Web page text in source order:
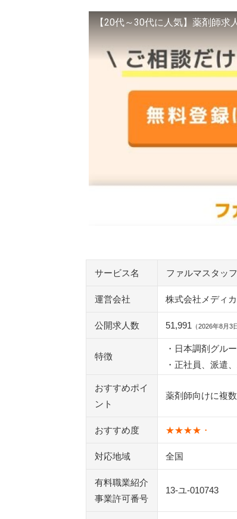
派遣は時給だけでなく福利厚
企業・病院・ドラッグストア
電話やメールの連絡ペースは
ファルマスタッフが合う人・合
ファルマスタッフが合う人
ファルマスタッフの登録から転職
ファルマスタッフの登録前によ
単発派遣や短期派遣は探せる？
ログインページやLINEだけで
登録後に連絡がこないときは
退会したいときはどうすれば
ファルマスタッフ以外の薬剤師
ファーマキャリア
ヤクジョブ.com
マイナビ薬剤師
お仕事ラボ
ファゲット
寿五郎
【20代～30代に人気】薬剤師
サービス名 ファルマスタッフ
運営会社 株式会社メディ
公開求人数 51,991 （2026年8月3
特徴
・日本調剤グル
・正社員、派遣
おすすめポイ
ント
薬剤師向けに複
おすすめ度 ★★★★・
対応地域 全国
有料職業紹介
事業許可番号
13-ユ-010743